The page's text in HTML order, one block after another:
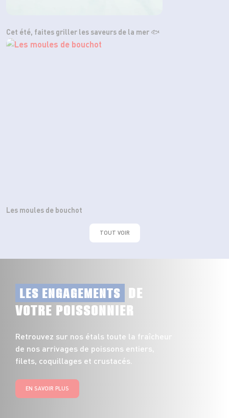
Cet été, faites griller les saveurs de la mer 🐟
Les moules de bouchot
TOUT VOIR
LES ENGAGEMENTS DE
VOTRE POISSONNIER
Retrouvez sur nos étals toute la fraîcheur
de nos arrivages de poissons entiers,
filets, coquillages et crustacés.
EN SAVOIR PLUS